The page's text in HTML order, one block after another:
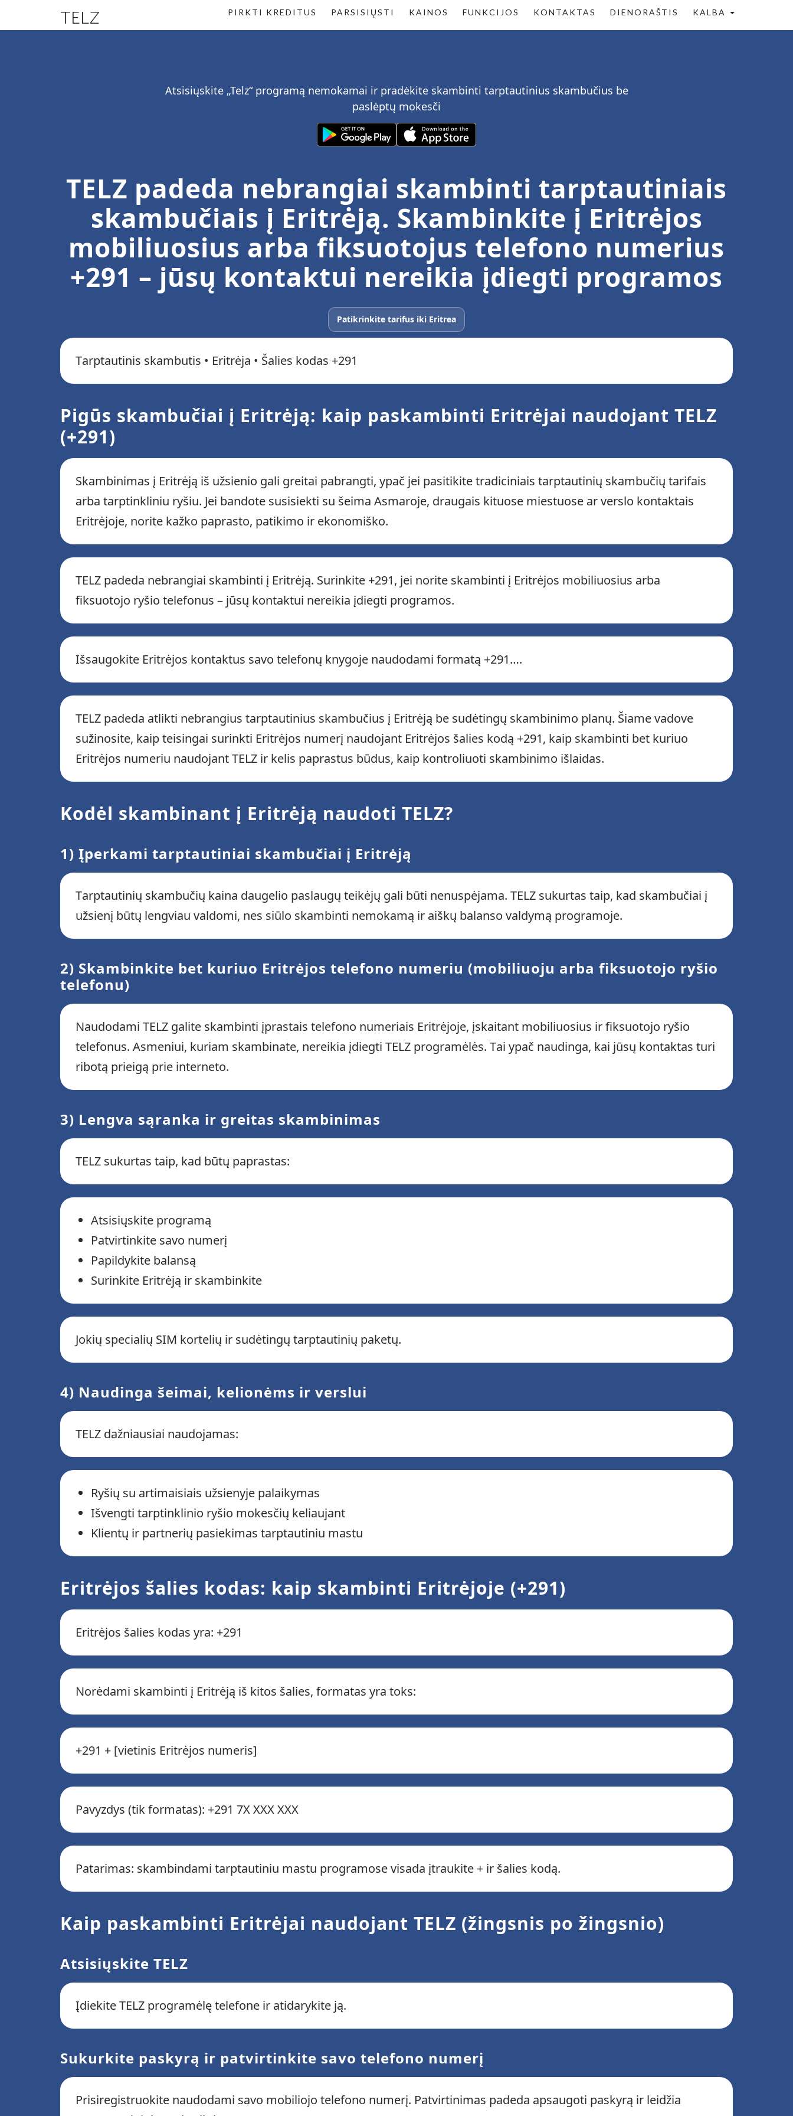
TELZ PIRKTI KREDITUS PARSISIŲSTI KAINOS FUNKCIJOS KONTAKTAS DIENORAŠTIS KALBA
Atsisiųskite „Telz“ programą nemokamai ir pradėkite skambinti tarptautinius skambučius be
paslėptų mokesči
TELZ padeda nebrangiai skambinti tarptautiniais
skambučiais į Eritrėją. Skambinkite į Eritrėjos
mobiliuosius arba fiksuotojus telefono numerius
+291 – jūsų kontaktui nereikia įdiegti programos
Patikrinkite tarifus iki Eritrea
Tarptautinis skambutis • Eritrėja • Šalies kodas +291
Pigūs skambučiai į Eritrėją: kaip paskambinti Eritrėjai naudojant TELZ
(+291)
Skambinimas į Eritrėją iš užsienio gali greitai pabrangti, ypač jei pasitikite tradiciniais tarptautinių skambučių tarifais
arba tarptinkliniu ryšiu. Jei bandote susisiekti su šeima Asmaroje, draugais kituose miestuose ar verslo kontaktais
Eritrėjoje, norite kažko paprasto, patikimo ir ekonomiško.
TELZ padeda nebrangiai skambinti į Eritrėją. Surinkite +291, jei norite skambinti į Eritrėjos mobiliuosius arba
fiksuotojo ryšio telefonus – jūsų kontaktui nereikia įdiegti programos.
Išsaugokite Eritrėjos kontaktus savo telefonų knygoje naudodami formatą +291….
TELZ padeda atlikti nebrangius tarptautinius skambučius į Eritrėją be sudėtingų skambinimo planų. Šiame vadove
sužinosite, kaip teisingai surinkti Eritrėjos numerį naudojant Eritrėjos šalies kodą +291, kaip skambinti bet kuriuo
Eritrėjos numeriu naudojant TELZ ir kelis paprastus būdus, kaip kontroliuoti skambinimo išlaidas.
Kodėl skambinant į Eritrėją naudoti TELZ?
1) Įperkami tarptautiniai skambučiai į Eritrėją
Tarptautinių skambučių kaina daugelio paslaugų teikėjų gali būti nenuspėjama. TELZ sukurtas taip, kad skambučiai į
užsienį būtų lengviau valdomi, nes siūlo skambinti nemokamą ir aiškų balanso valdymą programoje.
2) Skambinkite bet kuriuo Eritrėjos telefono numeriu (mobiliuoju arba fiksuotojo ryšio
telefonu)
Naudodami TELZ galite skambinti įprastais telefono numeriais Eritrėjoje, įskaitant mobiliuosius ir fiksuotojo ryšio
telefonus. Asmeniui, kuriam skambinate, nereikia įdiegti TELZ programėlės. Tai ypač naudinga, kai jūsų kontaktas turi
ribotą prieigą prie interneto.
3) Lengva sąranka ir greitas skambinimas
TELZ sukurtas taip, kad būtų paprastas:
Atsisiųskite programą
Patvirtinkite savo numerį
Papildykite balansą
Surinkite Eritrėją ir skambinkite
Jokių specialių SIM kortelių ir sudėtingų tarptautinių paketų.
4) Naudinga šeimai, kelionėms ir verslui
TELZ dažniausiai naudojamas:
Ryšių su artimaisiais užsienyje palaikymas
Išvengti tarptinklinio ryšio mokesčių keliaujant
Klientų ir partnerių pasiekimas tarptautiniu mastu
Eritrėjos šalies kodas: kaip skambinti Eritrėjoje (+291)
Eritrėjos šalies kodas yra: +291
Norėdami skambinti į Eritrėją iš kitos šalies, formatas yra toks:
+291 + [vietinis Eritrėjos numeris]
Pavyzdys (tik formatas): +291 7X XXX XXX
Patarimas: skambindami tarptautiniu mastu programose visada įtraukite + ir šalies kodą.
Kaip paskambinti Eritrėjai naudojant TELZ (žingsnis po žingsnio)
Atsisiųskite TELZ
Įdiekite TELZ programėlę telefone ir atidarykite ją.
Sukurkite paskyrą ir patvirtinkite savo telefono numerį
Prisiregistruokite naudodami savo mobiliojo telefono numerį. Patvirtinimas padeda apsaugoti paskyrą ir leidžia